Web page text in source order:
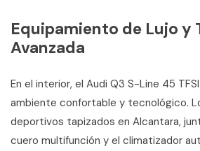
Equipamiento de Lujo y
Avanzada
En el interior, el Audi Q3 S-Line 45
ambiente confortable y tecnológico.
deportivos tapizados en Alcantara,
cuero multifunción y el climatizador